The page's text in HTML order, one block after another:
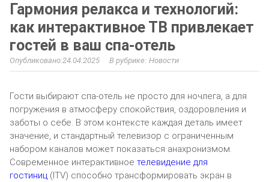
Гармония релакса и технологий:
как интерактивное ТВ привлекает
гостей в ваш спа-отель
24.04.2025 Новости
Гости выбирают спа-отель не просто для ночлега, а для
погружения в атмосферу спокойствия, оздоровления и
заботы о себе. В этом контексте каждая деталь имеет
значение, и стандартный телевизор с ограниченным
набором каналов может показаться анахронизмом.
Современное интерактивное телевидение для
гостиниц (ITV) способно трансформировать экран в